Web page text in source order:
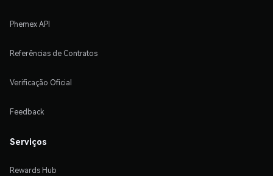
Phemex API
Referências de Contratos
Verificação Oficial
Feedback
Serviços
Rewards Hub